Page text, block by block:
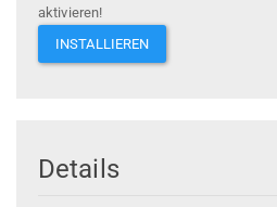
aktivieren!
INSTALLIEREN
Details